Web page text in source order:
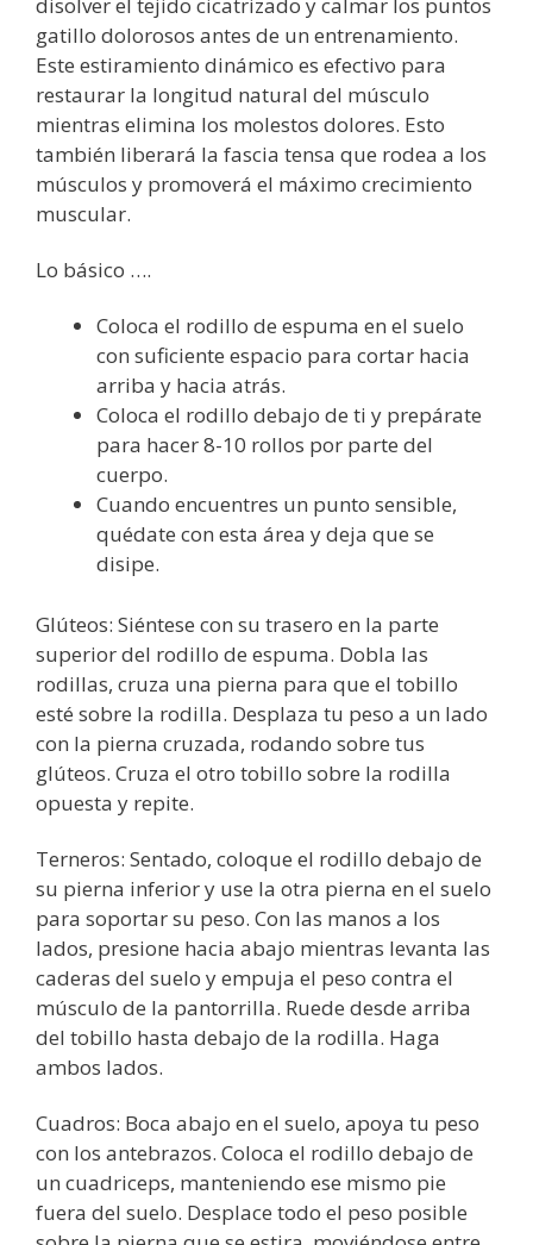
disolver el tejido cicatrizado y calmar los puntos
gatillo dolorosos antes de un entrenamiento.
Este estiramiento dinámico es efectivo para
restaurar la longitud natural del músculo
mientras elimina los molestos dolores. Esto
también liberará la fascia tensa que rodea a los
músculos y promoverá el máximo crecimiento
muscular.
Lo básico ….
Coloca el rodillo de espuma en el suelo
con suficiente espacio para cortar hacia
arriba y hacia atrás.
Coloca el rodillo debajo de ti y prepárate
para hacer 8-10 rollos por parte del
cuerpo.
Cuando encuentres un punto sensible,
quédate con esta área y deja que se
disipe.
Glúteos: Siéntese con su trasero en la parte
superior del rodillo de espuma. Dobla las
rodillas, cruza una pierna para que el tobillo
esté sobre la rodilla. Desplaza tu peso a un lado
con la pierna cruzada, rodando sobre tus
glúteos. Cruza el otro tobillo sobre la rodilla
opuesta y repite.
Terneros: Sentado, coloque el rodillo debajo de
su pierna inferior y use la otra pierna en el suelo
para soportar su peso. Con las manos a los
lados, presione hacia abajo mientras levanta las
caderas del suelo y empuja el peso contra el
músculo de la pantorrilla. Ruede desde arriba
del tobillo hasta debajo de la rodilla. Haga
ambos lados.
Cuadros: Boca abajo en el suelo, apoya tu peso
con los antebrazos. Coloca el rodillo debajo de
un cuadriceps, manteniendo ese mismo pie
fuera del suelo. Desplace todo el peso posible